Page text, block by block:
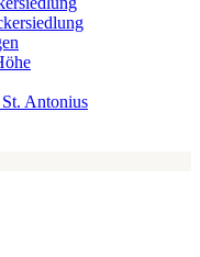
Antonius